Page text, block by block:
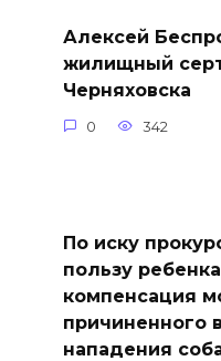
Алексей
жилищный
Черняховска
0 342
По иску
пользу
компенсация
причиненного
нападения